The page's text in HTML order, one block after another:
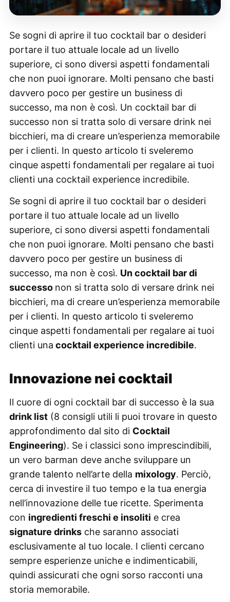
Se sogni di aprire il tuo cocktail bar o desideri
portare il tuo attuale locale ad un livello
superiore, ci sono diversi aspetti fondamentali
che non puoi ignorare. Molti pensano che basti
davvero poco per gestire un business di
successo, ma non è così. Un cocktail bar di
successo non si tratta solo di versare drink nei
bicchieri, ma di creare un’esperienza memorabile
per i clienti. In questo articolo ti sveleremo
cinque aspetti fondamentali per regalare ai tuoi
clienti una cocktail experience incredibile.
Se sogni di aprire il tuo cocktail bar o desideri
portare il tuo attuale locale ad un livello
superiore, ci sono diversi aspetti fondamentali
che non puoi ignorare. Molti pensano che basti
davvero poco per gestire un business di
successo, ma non è così. Un cocktail bar di
successo non si tratta solo di versare drink nei
bicchieri, ma di creare un’esperienza memorabile
per i clienti. In questo articolo ti sveleremo
cinque aspetti fondamentali per regalare ai tuoi
clienti una cocktail experience incredibile.
Innovazione nei cocktail
Il cuore di ogni cocktail bar di successo è la sua
drink list(8 consigli utili li puoi trovare in questo
approfondimento dal sito di Cocktail
Engineering). Se i classici sono imprescindibili,
un vero barman deve anche sviluppare un
grande talento nell’arte della mixology. Perciò,
cerca di investire il tuo tempo e la tua energia
nell’innovazione delle tue ricette. Sperimenta
con ingredienti freschi e insoliti e crea
signature drinksche saranno associati
esclusivamente al tuo locale. I clienti cercano
sempre esperienze uniche e indimenticabili,
quindi assicurati che ogni sorso racconti una
storia memorabile.